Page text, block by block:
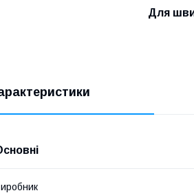
Для